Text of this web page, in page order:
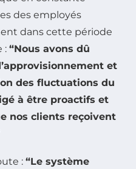
des employés
dans cette période
: “Nous avons dû
et
des fluctuations du
à être proactifs et
nos clients reçoivent
: “Le système